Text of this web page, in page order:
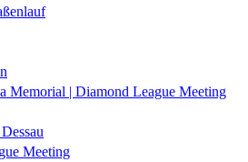
Memorial | Diamond League Meeting
Meeting